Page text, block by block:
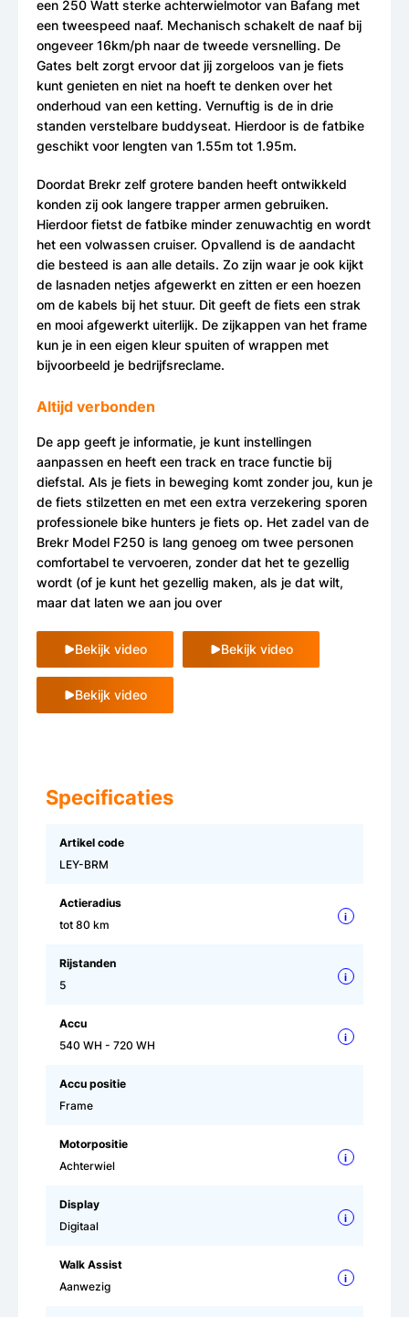
een 250 Watt sterke achterwielmotor van Bafang met
een tweespeed naaf. Mechanisch schakelt de naaf bij
ongeveer 16km/ph naar de tweede versnelling. De
Gates belt zorgt ervoor dat jij zorgeloos van je fiets
kunt genieten en niet na hoeft te denken over het
onderhoud van een ketting. Vernuftig is de in drie
standen verstelbare buddyseat. Hierdoor is de fatbike
geschikt voor lengten van 1.55m tot 1.95m.
Doordat Brekr zelf grotere banden heeft ontwikkeld
konden zij ook langere trapper armen gebruiken.
Hierdoor fietst de fatbike minder zenuwachtig en wordt
het een volwassen cruiser. Opvallend is de aandacht
die besteed is aan alle details. Zo zijn waar je ook kijkt
de lasnaden netjes afgewerkt en zitten er een hoezen
om de kabels bij het stuur. Dit geeft de fiets een strak
en mooi afgewerkt uiterlijk. De zijkappen van het frame
kun je in een eigen kleur spuiten of wrappen met
bijvoorbeeld je bedrijfsreclame.
Altijd verbonden
De app geeft je informatie, je kunt instellingen
aanpassen en heeft een track en trace functie bij
diefstal. Als je fiets in beweging komt zonder jou, kun je
de fiets stilzetten en met een extra verzekering sporen
professionele bike hunters je fiets op. Het zadel van de
Brekr Model F250 is lang genoeg om twee personen
comfortabel te vervoeren, zonder dat het te gezellig
wordt (of je kunt het gezellig maken, als je dat wilt,
maar dat laten we aan jou over
Bekijk video Bekijk video
Bekijk video
Specificaties
Artikel code
LEY-BRM
Actieradius
tot 80 km
i
Rijstanden
5
i
Accu
540 WH - 720 WH
i
Accu positie
Frame
Motorpositie
Achterwiel
i
Display
Digitaal
i
Walk Assist
Aanwezig
i